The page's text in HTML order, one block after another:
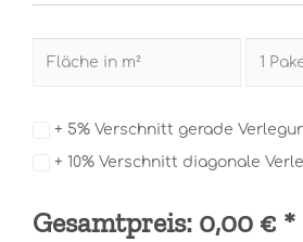
+ 5% Verschnitt gerade
+ 10% Verschnitt diagonale
Gesamtpreis: 0,00 € *